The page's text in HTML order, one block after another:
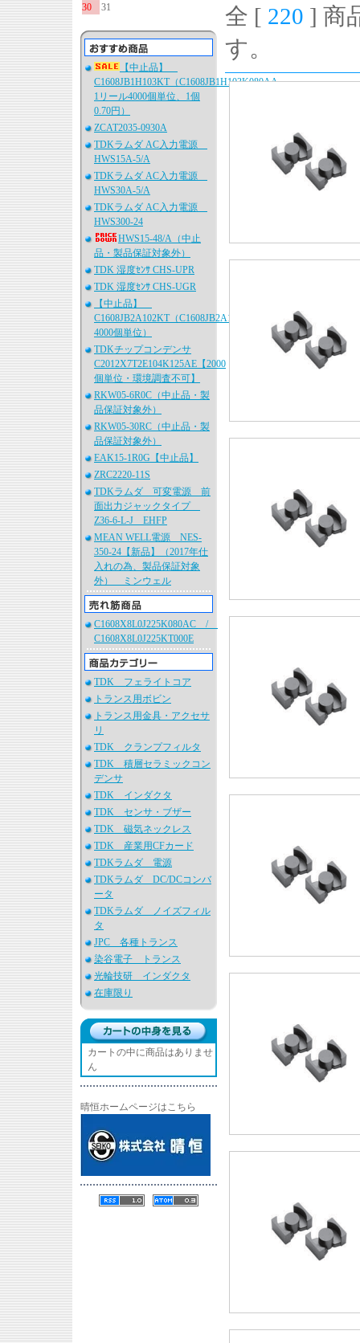
30
31
【中止品】
C1608JB1H103KT（C1608JB1H103K080AA、
1リール4000個単位、1個
0.70円）
ZCAT2035-0930A
TDKラムダ AC入力電源
HWS15A-5/A
TDKラムダ AC入力電源
HWS30A-5/A
TDKラムダ AC入力電源
HWS300-24
HWS15-48/A（中止
品・製品保証対象外）
TDK 湿度ｾﾝｻ CHS-UPR
TDK 湿度ｾﾝｻ CHS-UGR
【中止品】
C1608JB2A102KT（C1608JB2A102K080AA、
4000個単位）
TDKチップコンデンサ
C2012X7T2E104K125AE【2000
個単位・環境調査不可】
RKW05-6R0C（中止品・製
品保証対象外）
RKW05-30RC（中止品・製
品保証対象外）
EAK15-1R0G【中止品】
ZRC2220-11S
TDKラムダ 可変電源 前
面出力ジャックタイプ
Z36-6-L-J EHFP
MEAN WELL電源 NES-
350-24【新品】（2017年仕
入れの為、製品保証対象
外） ミンウェル
C1608X8L0J225K080AC /
C1608X8L0J225KT000E
TDK フェライトコア
トランス用ボビン
トランス用金具・アクセサ
リ
TDK クランプフィルタ
TDK 積層セラミックコン
デンサ
TDK インダクタ
TDK センサ・ブザー
TDK 磁気ネックレス
TDK 産業用CFカード
TDKラムダ 電源
TDKラムダ DC/DCコンバ
ータ
TDKラムダ ノイズフィル
タ
JPC 各種トランス
染谷電子 トランス
光輪技研 インダクタ
在庫限り
カートの中に商品はありませ
ん
晴恒ホームページはこちら
全 [ 220 ] 商
す。